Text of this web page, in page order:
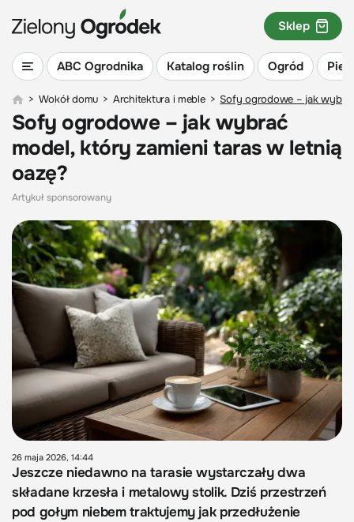
ABC Ogrodnika Katalog roślin Ogród
Sklep
> Wokół domu > Architektura i meble > Sofy ogrodowe – jak
Sofy ogrodowe – jak wybrać
model, który zamieni taras w letnią
oazę?
Artykuł sponsorowany
26 maja 2026, 14:44
Jeszcze niedawno na tarasie wystarczały dwa
składane krzesła i metalowy stolik. Dziś przestrzeń
pod gołym niebem traktujemy jak przedłużenie